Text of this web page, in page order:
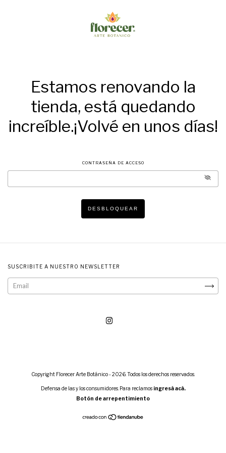
Estamos renovando la
tienda, está quedando
increíble.¡Volvé en unos días!
CONTRASEÑA DE ACCESO
DESBLOQUEAR
SUSCRIBITE A NUESTRO NEWSLETTER
Copyright Florecer Arte Botánico - 2026. Todos los derechos reservados.
Defensa de las y los consumidores. Para reclamos ingresá acá.
Botón de arrepentimiento